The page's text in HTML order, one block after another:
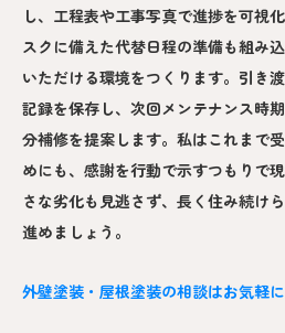
し、工程表や工事写真で進捗を可視
スクに備えた代替日程の準備も組み
いただける環境をつくります。引き
記録を保存し、次回メンテナンス時
分補修を提案します。私はこれまで
めにも、感謝を行動で示すつもりで
さな劣化も見逃さず、長く住み続け
進めましょう。
外壁塗装・屋根塗装の相談はお気軽に